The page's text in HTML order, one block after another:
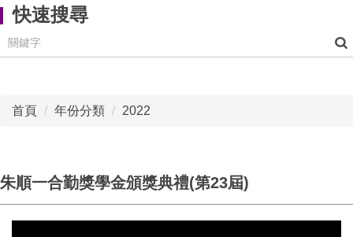
快速搜尋
首頁 年份分類 2022
朱順一合勤獎學金頒獎典禮(第23屆)